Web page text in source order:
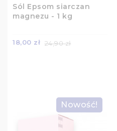
Sól Epsom siarczan
magnezu - 1 kg
18,00 zł 24,90 zł
Nowość!